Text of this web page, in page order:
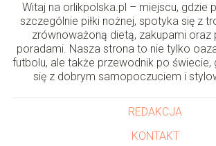
Witaj na orlikpolska.pl – miejscu, gdzie
szczególnie piłki nożnej, spotyka się z
zrównoważoną dietą, zakupami oraz
poradami. Nasza strona to nie tylko
futbolu, ale także przewodnik po świecie,
się z dobrym samopoczuciem i
REDAKCJA
KONTAKT